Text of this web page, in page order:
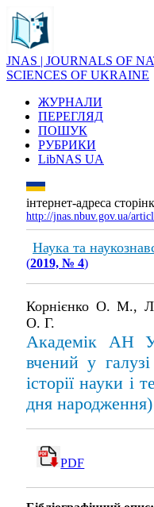
JNAS | JOURNALS OF
SCIENCES OF UKRAINE
ЖУРНАЛИ
ПЕРЕГЛЯД
ПОШУК
РУБРИКИ
LibNAS UA
інтернет-адреса
http://jnas.nbuv.gov.ua/
Наука та
(2019, № 4)
Корнієнко О. М.,
О. Г.
Академік АН
вчений у
історії науки і
дня народження)
PDF